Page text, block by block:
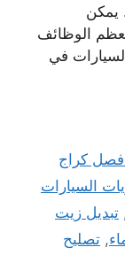
يمكن
معظم الوظائف
في
افصل كراج
السيارات
تبديل زيت
, تصليح